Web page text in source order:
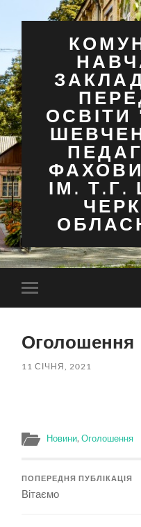
ОСВІТИ
ІМ.
Перемкнути
мобільне
Оголошення
11 СІЧНЯ, 2021
Новини,Оголошення
ПОПЕРЕДНЯ ПУБЛІКАЦІЯ
Вітаємо